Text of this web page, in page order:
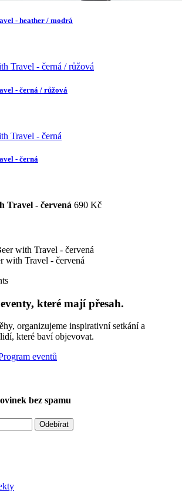
- heather / modrá
- černá / růžová
- černá
Travel - červená 690 Kč
with Travel - červená
které mají přesah.
organizujeme inspirativní setkání a
které baví objevovat.
eventů
bez spamu
Odebírat